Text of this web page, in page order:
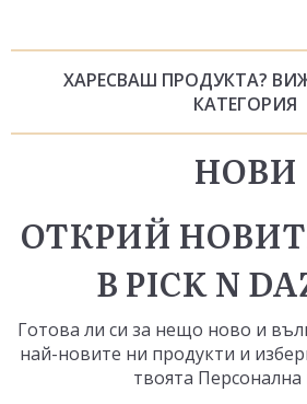
ХАРЕСВАШ ПРОДУКТА?
КАТЕГОРИЯ
НОВИ
ОТКРИЙ
В PICK N
Готова ли си за нещо ново и
най-новите ни продукти и
твоята Персонална